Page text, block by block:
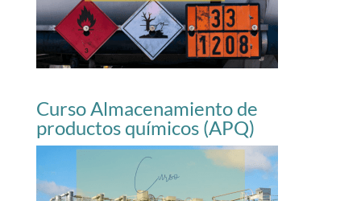
Curso Almacenamiento de
productos químicos (APQ)